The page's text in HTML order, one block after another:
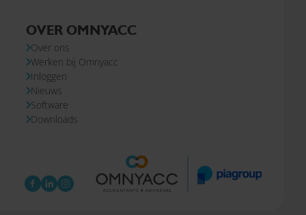
OVER OMNYACC
Over ons
Werken bij Omnyacc
Inloggen
Nieuws
Software
Downloads